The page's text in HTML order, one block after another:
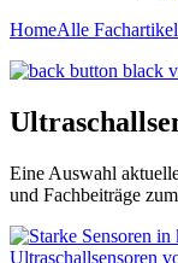
HomeAlle Fachartikel
Eine Auswahl
und Fachbeiträge